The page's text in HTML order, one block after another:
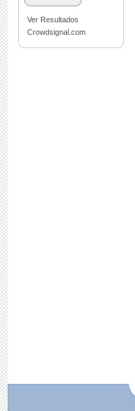
Ver Resultados
Crowdsignal.com